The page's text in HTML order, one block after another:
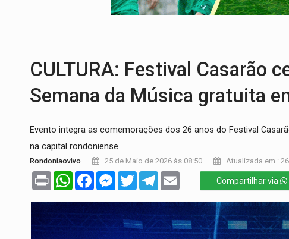
BOLSAS DE PESQUISA:Iniciativa
CULTURA: Festival Casarão
Semana da Música gratuita
Evento integra as comemorações dos 26 anos do Festival
na capital rondoniense
Rondoniaovivo 25 de Maio de 2026 às 08:50 Atualizada em :
Print WhatsAppFacebookMessenger
TwitterTelegram Compartilhar via